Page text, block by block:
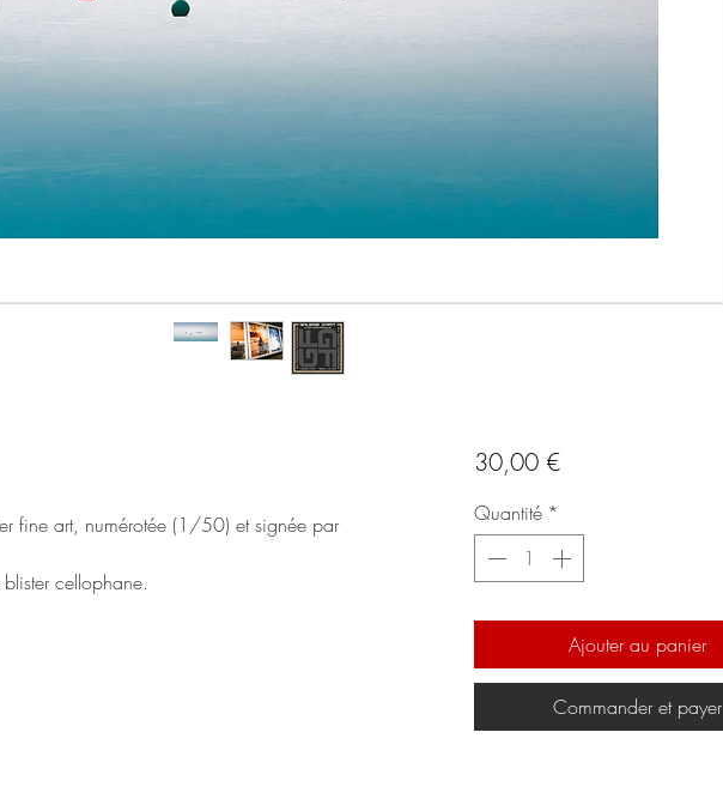
fine art, numérotée (1/50) et signée par
cellophane.
30,00 €Prix
Quantité *
Ajouter au panier
Commander et payer